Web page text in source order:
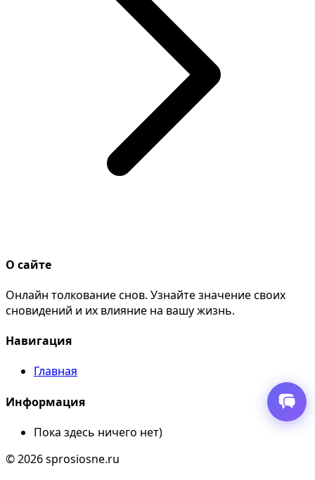
О сайте
Онлайн толкование снов. Узнайте значение своих
сновидений и их влияние на вашу жизнь.
Навигация
Главная
Информация
Пока здесь ничего нет)
© 2026 sprosiosne.ru